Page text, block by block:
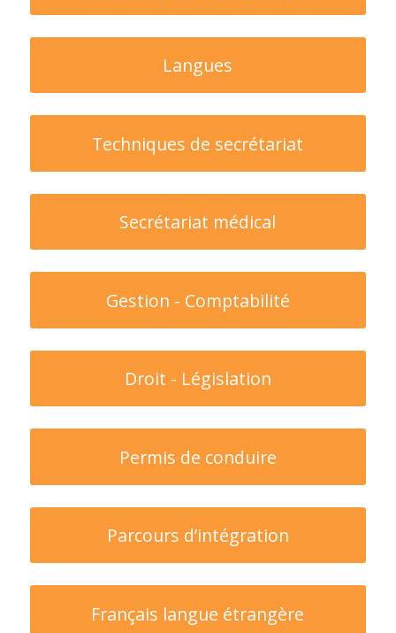
Langues
Techniques de secrétariat
Secrétariat médical
Gestion - Comptabilité
Droit - Législation
Permis de conduire
Parcours d’intégration
Français langue étrangère